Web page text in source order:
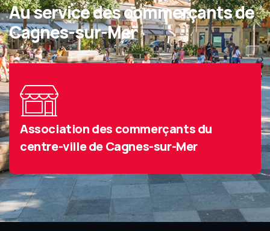
Au service des commerçants de
Cagnes-sur-Mer
Association des commerçants du
centre-ville de Cagnes-sur-Mer